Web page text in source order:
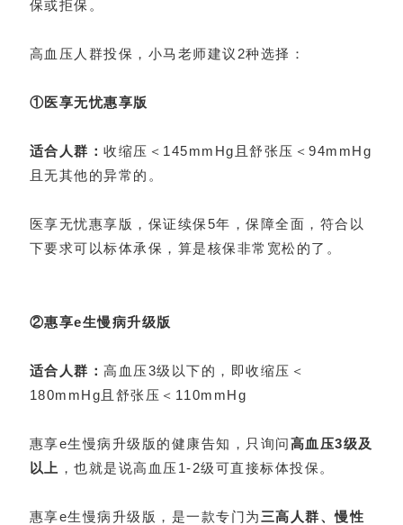
保或拒保。
高血压人群投保，小马老师建议2种选择：
①医享无忧惠享版
适合人群：收缩压＜145mmHg且舒张压＜94mmHg
且无其他的异常的。
医享无忧惠享版，保证续保5年，保障全面，符合以
下要求可以标体承保，算是核保非常宽松的了。
②惠享e生慢病升级版
适合人群：高血压3级以下的，即收缩压＜
180mmHg且舒张压＜110mmHg
惠享e生慢病升级版的健康告知，只询问高血压3级及
以上 ，也就是说高血压1-2级可直接标体投保。
惠享e生慢病升级版，是一款专门为 三高人群、慢性